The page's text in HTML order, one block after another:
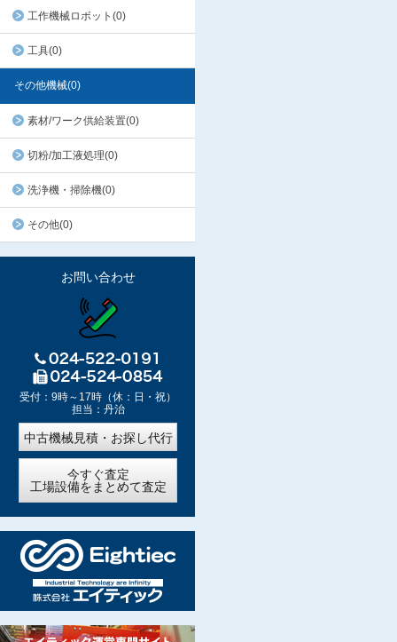
工作機械ロボット(0)
工具(0)
その他機械(0)
素材/ワーク供給装置(0)
切粉/加工液処理(0)
洗浄機・掃除機(0)
その他(0)
お問い合わせ
受付：9時～17時（休：日・祝）
担当：丹治
中古機械見積・お探し代行
今すぐ査定
工場設備をまとめて査定